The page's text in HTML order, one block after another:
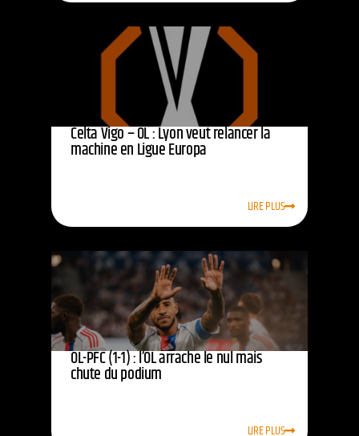
Celta Vigo – OL : Lyon veut relancer la
machine en Ligue Europa
LIRE PLUS
OL-PFC (1-1) : l’OL arrache le nul mais
chute du podium
LIRE PLUS